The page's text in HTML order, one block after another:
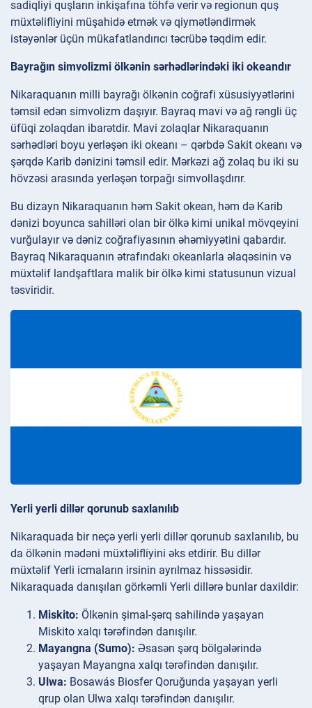
sadiqliyi quşların inkişafına töhfə verir və regionun quş
müxtəlifliyini müşahidə etmək və qiymətləndirmək
istəyənlər üçün mükafatlandırıcı təcrübə təqdim edir.
Bayrağın simvolizmi ölkənin sərhədlərindəki iki okeandır
Nikaraquanın milli bayrağı ölkənin coğrafi xüsusiyyətlərini
təmsil edən simvolizm daşıyır. Bayraq mavi və ağ rəngli üç
üfüqi zolaqdan ibarətdir. Mavi zolaqlar Nikaraquanın
sərhədləri boyu yerləşən iki okeanı – qərbdə Sakit okeanı və
şərqdə Karib dənizini təmsil edir. Mərkəzi ağ zolaq bu iki su
hövzəsi arasında yerləşən torpağı simvollaşdırır.
Bu dizayn Nikaraquanın həm Sakit okean, həm də Karib
dənizi boyunca sahilləri olan bir ölkə kimi unikal mövqeyini
vurğulayır və dəniz coğrafiyasının əhəmiyyətini qabardır.
Bayraq Nikaraquanın ətrafındakı okeanlarla əlaqəsinin və
müxtəlif landşaftlara malik bir ölkə kimi statusunun vizual
təsviridir.
Yerli yerli dillər qorunub saxlanılıb
Nikaraquada bir neçə yerli yerli dillər qorunub saxlanılıb, bu
da ölkənin mədəni müxtəlifliyini əks etdirir. Bu dillər
müxtəlif Yerli icmaların irsinin ayrılmaz hissəsidir.
Nikaraquada danışılan görkəmli Yerli dillərə bunlar daxildir:
Miskito: Ölkənin şimal-şərq sahilində yaşayan
Miskito xalqı tərəfindən danışılır.
Mayangna (Sumo): Əsasən şərq bölgələrində
yaşayan Mayangna xalqı tərəfindən danışılır.
Ulwa: Bosawás Biosfer Qoruğunda yaşayan yerli
qrup olan Ulwa xalqı tərəfindən danışılır.